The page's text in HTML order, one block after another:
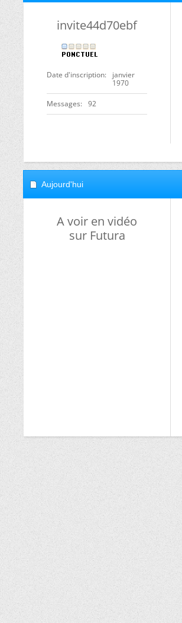
invite44d70ebf
Date d'inscription
janvier
1970
Messages 92
Aujourd'hui
A voir en vidéo
sur Futura